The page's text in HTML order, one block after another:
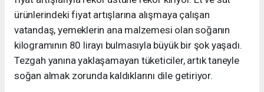
ürünlerindeki fiyat artışlarına alışmaya çalışan
vatandaş, yemeklerin ana malzemesi olan soğanın
kilogramının 80 lirayı bulmasıyla büyük bir şok yaşadı.
Tezgah yanına yaklaşamayan tüketiciler, artık taneyle
soğan almak zorunda kaldıklarını dile getiriyor.